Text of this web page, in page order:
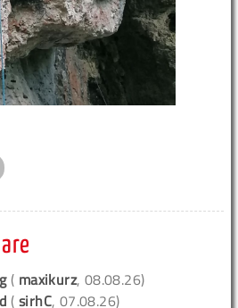
( maxikurz, 08.08.26)
(sirhC, 07.08.26)